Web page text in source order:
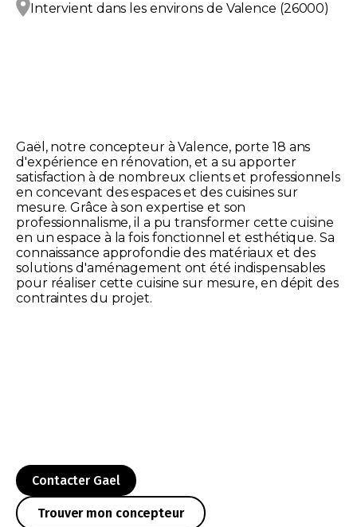
Intervient dans les environs de Valence (26000)
Gaël, notre concepteur à Valence, porte 18 ans
d'expérience en rénovation, et a su apporter
satisfaction à de nombreux clients et professionnels
en concevant des espaces et des cuisines sur
mesure. Grâce à son expertise et son
professionnalisme, il a pu transformer cette cuisine
en un espace à la fois fonctionnel et esthétique. Sa
connaissance approfondie des matériaux et des
solutions d'aménagement ont été indispensables
pour réaliser cette cuisine sur mesure, en dépit des
contraintes du projet.
Contacter Gael
Trouver mon concepteur